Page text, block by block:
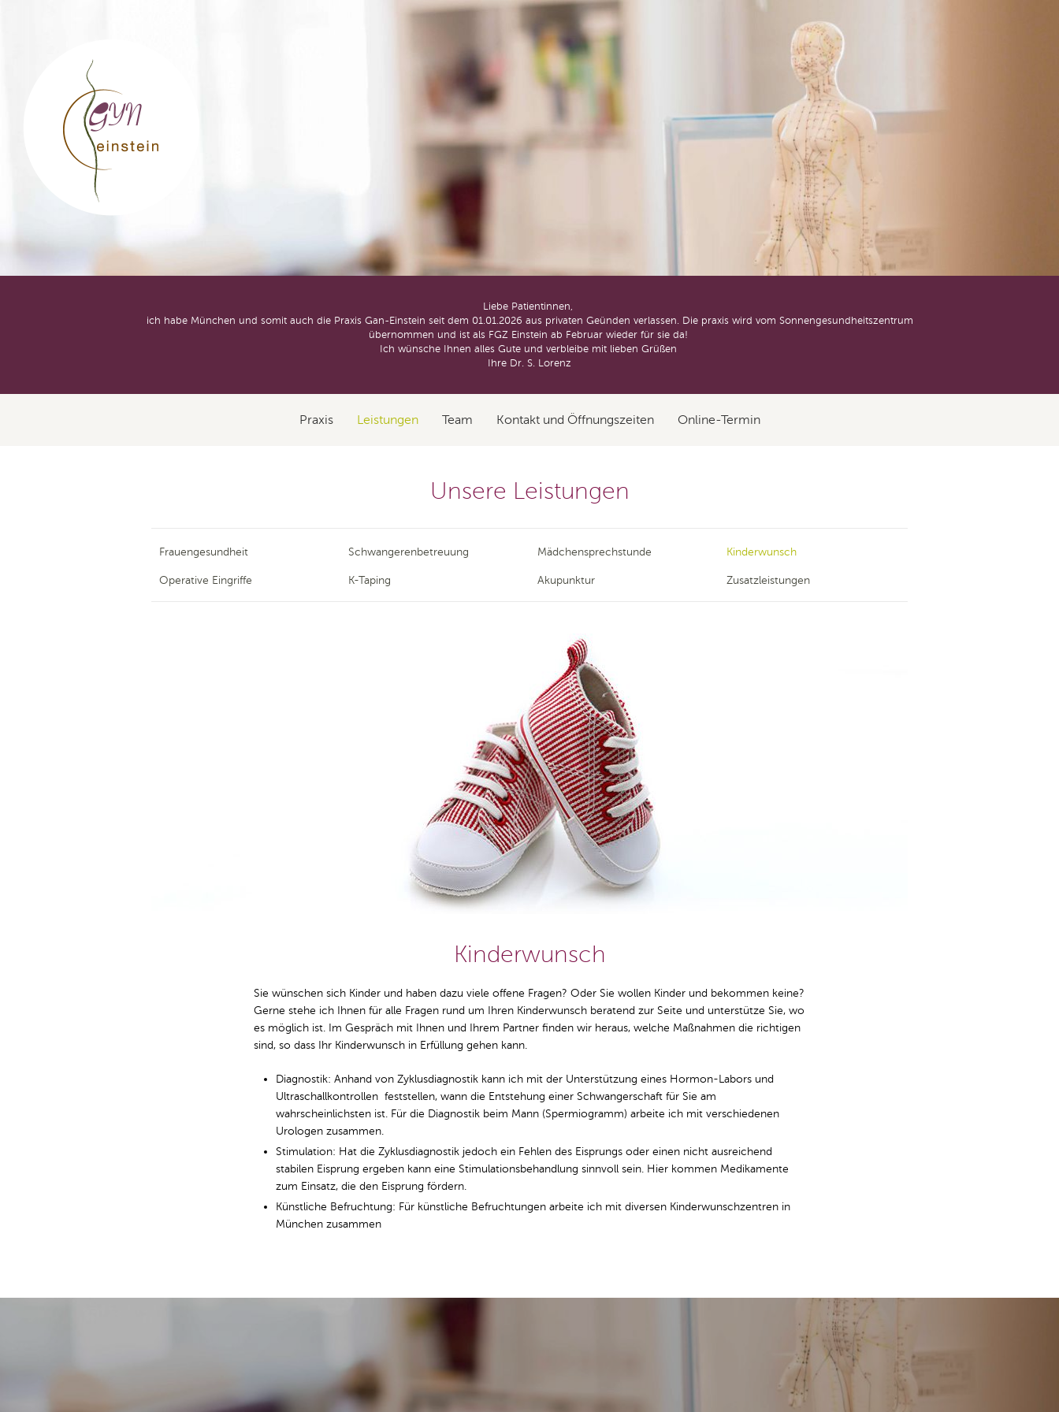
GYN einstein
Liebe Patientinnen,
ich habe München und somit auch die Praxis Gan-Einstein seit dem 01.01.2026 aus privaten Geünden verlassen. Die praxis wird vom Sonnengesundheitszentrum
übernommen und ist als FGZ Einstein ab Februar wieder für sie da!
Ich wünsche Ihnen alles Gute und verbleibe mit lieben Grüßen
Ihre Dr. S. Lorenz
Praxis Leistungen Team Kontakt und Öffnungszeiten Online-Termin
Unsere Leistungen
Frauengesundheit Schwangerenbetreuung Mädchensprechstunde Kinderwunsch
Operative Eingriffe K-Taping Akupunktur Zusatzleistungen
Kinderwunsch
Sie wünschen sich Kinder und haben dazu viele offene Fragen? Oder Sie wollen Kinder und bekommen keine?
Gerne stehe ich Ihnen für alle Fragen rund um Ihren Kinderwunsch beratend zur Seite und unterstütze Sie, wo
es möglich ist. Im Gespräch mit Ihnen und Ihrem Partner finden wir heraus, welche Maßnahmen die richtigen
sind, so dass Ihr Kinderwunsch in Erfüllung gehen kann.
Diagnostik: Anhand von Zyklusdiagnostik kann ich mit der Unterstützung eines Hormon-Labors und
Ultraschallkontrollen feststellen, wann die Entstehung einer Schwangerschaft für Sie am
wahrscheinlichsten ist. Für die Diagnostik beim Mann (Spermiogramm) arbeite ich mit verschiedenen
Urologen zusammen.
Stimulation: Hat die Zyklusdiagnostik jedoch ein Fehlen des Eisprungs oder einen nicht ausreichend
stabilen Eisprung ergeben kann eine Stimulationsbehandlung sinnvoll sein. Hier kommen Medikamente
zum Einsatz, die den Eisprung fördern.
Künstliche Befruchtung: Für künstliche Befruchtungen arbeite ich mit diversen Kinderwunschzentren in
München zusammen